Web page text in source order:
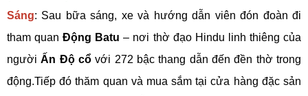
Sáng: Sau bữa sáng, xe và hướng dẫn viên đón đoàn đi
tham quanĐộng Batu– nơi thờ đạo Hindu linh thiêng của
ngườiẤn Độ cổ với 272 bậc thang dẫn đến đền thờ trong
động.Tiếp đó thăm quan và mua sắm tại cửa hàng đặc sản